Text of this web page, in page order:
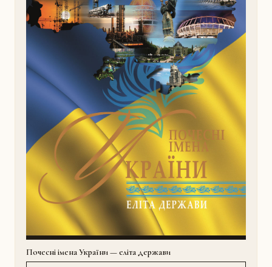
Почесні імена України — еліта держави